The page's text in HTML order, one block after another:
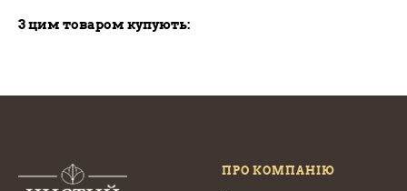
З цим товаром купують:
ПРО КОМПАНІЮ